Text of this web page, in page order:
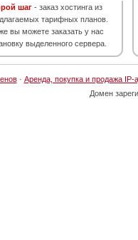
шаг - заказ хостинга из
тарифных планов.
вы можете заказать у нас
выделенного сервера.
· Аренда, покупка и продажа IP-
Домен